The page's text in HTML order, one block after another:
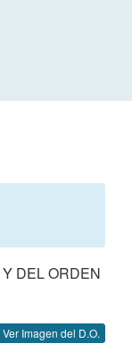
DEL ORDEN
Ver Imagen del D.O.